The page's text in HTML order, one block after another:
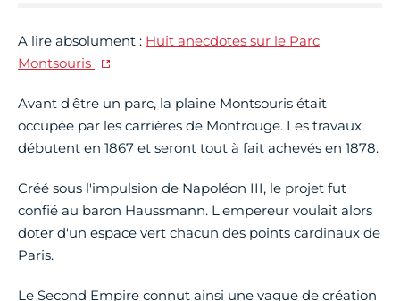
A lire absolument : Huit anecdotes sur le Parc
Montsouris
Avant d'être un parc, la plaine Montsouris était
occupée par les carrières de Montrouge. Les travaux
débutent en 1867 et seront tout à fait achevés en 1878.
Créé sous l'impulsion de Napoléon III, le projet fut
confié au baron Haussmann. L'empereur voulait alors
doter d'un espace vert chacun des points cardinaux de
Paris.
Le Second Empire connut ainsi une vague de création